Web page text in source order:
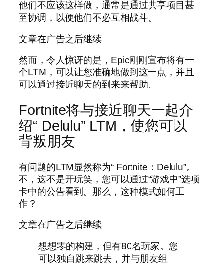
他们不应该这样做，通常是通过共享项目甚
至协调，以便他们不必互相战斗。
文章在广告之后继续
然而，令人惊讶的是，Epic刚刚宣布将有一
个LTM，可以让您准确地做到这一点，并且
可以通过接近聊天的到来来帮助。
Fortnite将与接近聊天一起介
绍“ Delulu” LTM，使您可以
背叛朋友
有问题的LTM显然称为“ Fortnite：Delulu”。
不，这不是开玩笑，您可以通过“游戏中”选项
卡中的公告看到。那么，这种模式如何工
作？
文章在广告之后继续
想想零的构建，但有80名玩家。您
可以独自跳来跳去，并与朋友组